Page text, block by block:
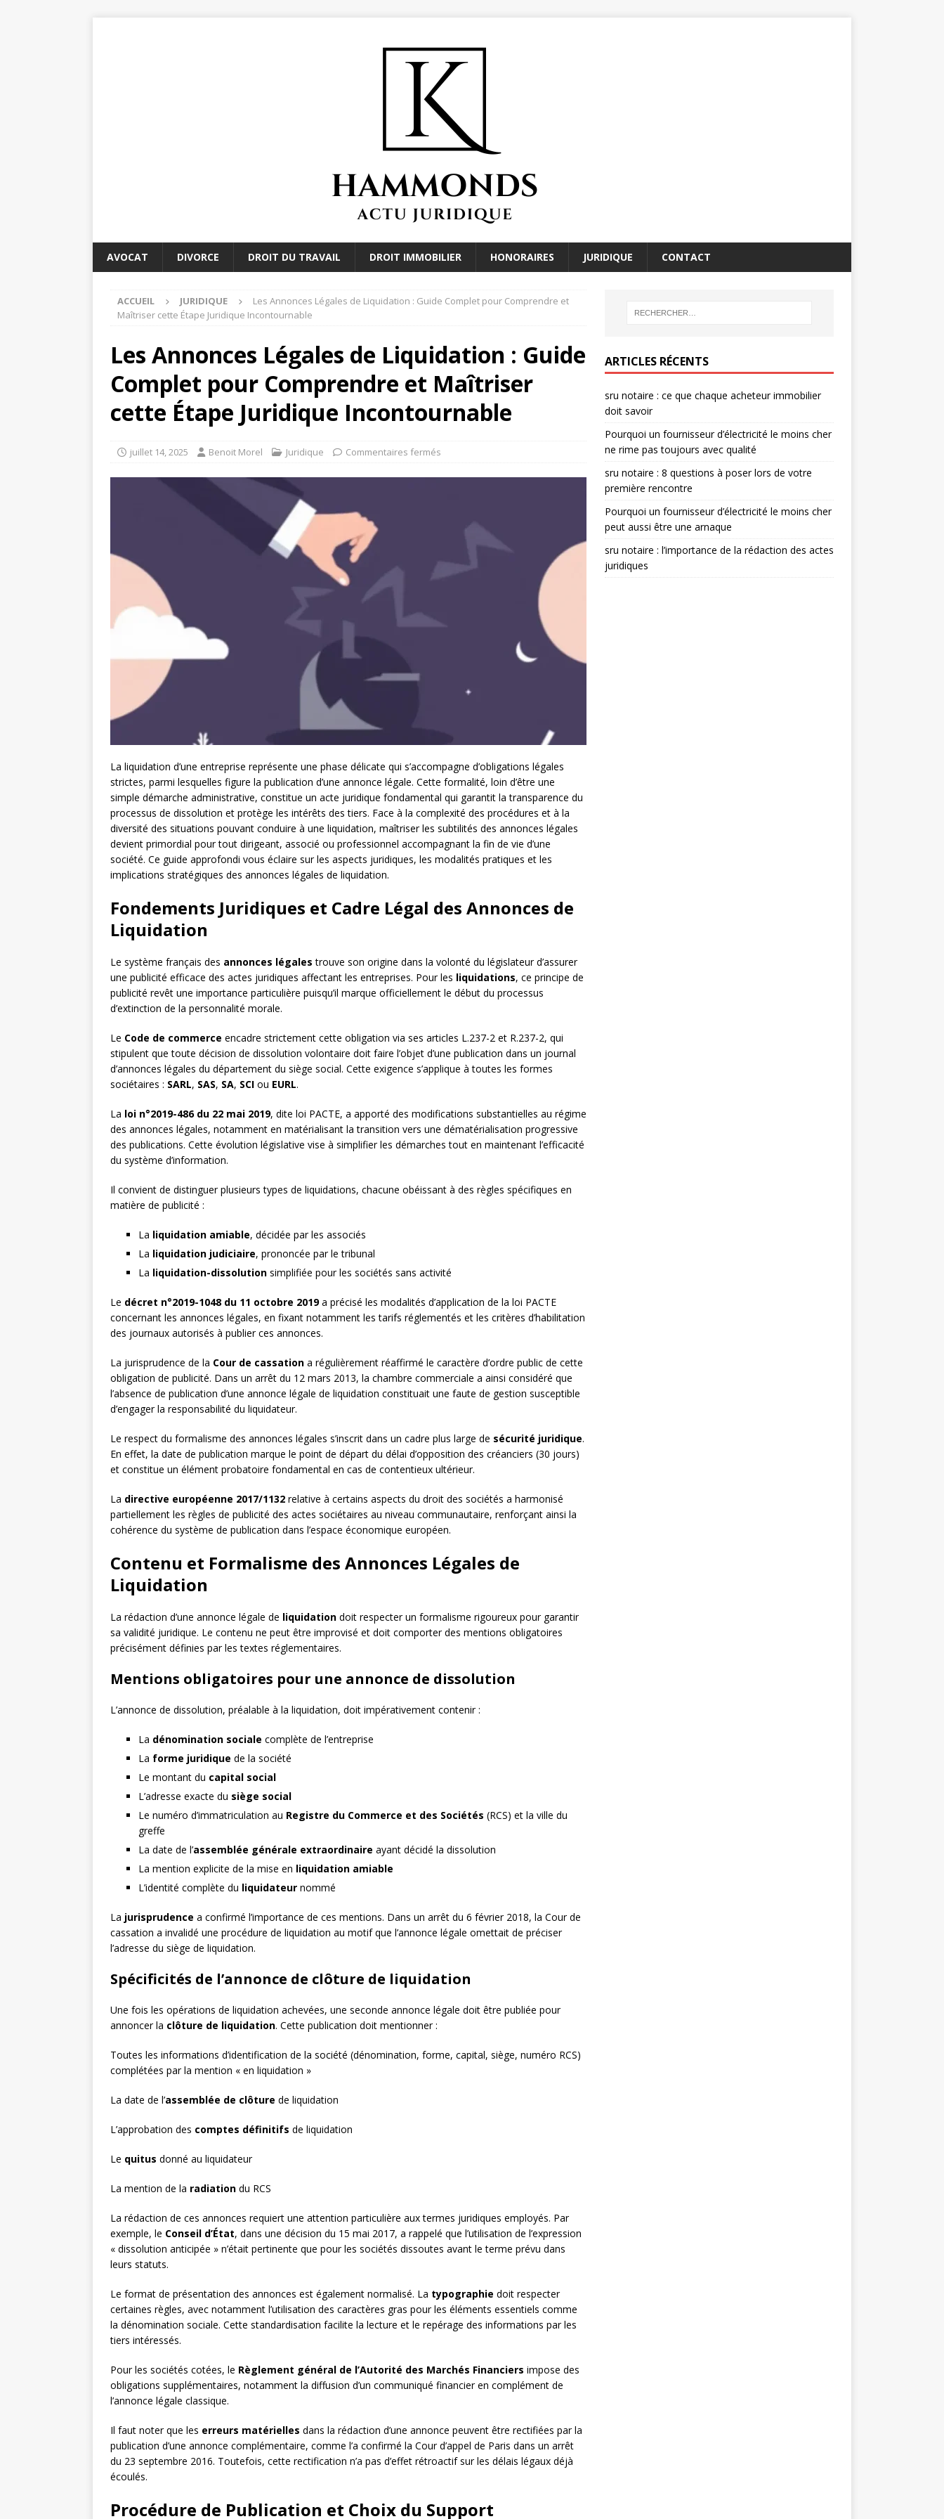
AVOCAT DIVORCE DROIT DU TRAVAIL DROIT IMMOBILIER HONORAIRES JURIDIQUE CONTACT
ACCUEIL JURIDIQUE
Les Annonces Légales de Liquidation : Guide Complet pour Comprendre et
Maîtriser cette Étape Juridique Incontournable
Les Annonces Légales de Liquidation : Guide
Complet pour Comprendre et Maîtriser
cette Étape Juridique Incontournable
juillet 14, 2025 Benoit Morel Juridique Commentaires fermés
La liquidation d’une entreprise représente une phase délicate qui s’accompagne d’obligations légales
strictes, parmi lesquelles figure la publication d’une annonce légale. Cette formalité, loin d’être une
simple démarche administrative, constitue un acte juridique fondamental qui garantit la transparence du
processus de dissolution et protège les intérêts des tiers. Face à la complexité des procédures et à la
diversité des situations pouvant conduire à une liquidation, maîtriser les subtilités des annonces légales
devient primordial pour tout dirigeant, associé ou professionnel accompagnant la fin de vie d’une
société. Ce guide approfondi vous éclaire sur les aspects juridiques, les modalités pratiques et les
implications stratégiques des annonces légales de liquidation.
Fondements Juridiques et Cadre Légal des Annonces de
Liquidation
Le système français des annonces légales trouve son origine dans la volonté du législateur d’assurer
une publicité efficace des actes juridiques affectant les entreprises. Pour les liquidations, ce principe de
publicité revêt une importance particulière puisqu’il marque officiellement le début du processus
d’extinction de la personnalité morale.
Le Code de commerce encadre strictement cette obligation via ses articles L.237-2 et R.237-2, qui
stipulent que toute décision de dissolution volontaire doit faire l’objet d’une publication dans un journal
d’annonces légales du département du siège social. Cette exigence s’applique à toutes les formes
sociétaires : SARL, SAS, SA, SCI ou EURL.
La loi n°2019-486 du 22 mai 2019, dite loi PACTE, a apporté des modifications substantielles au régime
des annonces légales, notamment en matérialisant la transition vers une dématérialisation progressive
des publications. Cette évolution législative vise à simplifier les démarches tout en maintenant l’efficacité
du système d’information.
Il convient de distinguer plusieurs types de liquidations, chacune obéissant à des règles spécifiques en
matière de publicité :
La liquidation amiable, décidée par les associés
La liquidation judiciaire, prononcée par le tribunal
La liquidation-dissolution simplifiée pour les sociétés sans activité
Le décret n°2019-1048 du 11 octobre 2019a précisé les modalités d’application de la loi PACTE
concernant les annonces légales, en fixant notamment les tarifs réglementés et les critères d’habilitation
des journaux autorisés à publier ces annonces.
La jurisprudence de la Cour de cassation a régulièrement réaffirmé le caractère d’ordre public de cette
obligation de publicité. Dans un arrêt du 12 mars 2013, la chambre commerciale a ainsi considéré que
l’absence de publication d’une annonce légale de liquidation constituait une faute de gestion susceptible
d’engager la responsabilité du liquidateur.
Le respect du formalisme des annonces légales s’inscrit dans un cadre plus large de sécurité juridique.
En effet, la date de publication marque le point de départ du délai d’opposition des créanciers (30 jours)
et constitue un élément probatoire fondamental en cas de contentieux ultérieur.
La directive européenne 2017/1132 relative à certains aspects du droit des sociétés a harmonisé
partiellement les règles de publicité des actes sociétaires au niveau communautaire, renforçant ainsi la
cohérence du système de publication dans l’espace économique européen.
Contenu et Formalisme des Annonces Légales de
Liquidation
La rédaction d’une annonce légale de liquidation doit respecter un formalisme rigoureux pour garantir
sa validité juridique. Le contenu ne peut être improvisé et doit comporter des mentions obligatoires
précisément définies par les textes réglementaires.
Mentions obligatoires pour une annonce de dissolution
L’annonce de dissolution, préalable à la liquidation, doit impérativement contenir :
La dénomination sociale complète de l’entreprise
La forme juridique de la société
Le montant du capital social
L’adresse exacte du siège social
Le numéro d’immatriculation au Registre du Commerce et des Sociétés (RCS) et la ville du
greffe
La date de l’assemblée générale extraordinaire ayant décidé la dissolution
La mention explicite de la mise en liquidation amiable
L’identité complète du liquidateur nommé
La jurisprudence a confirmé l’importance de ces mentions. Dans un arrêt du 6 février 2018, la Cour de
cassation a invalidé une procédure de liquidation au motif que l’annonce légale omettait de préciser
l’adresse du siège de liquidation.
Spécificités de l’annonce de clôture de liquidation
Une fois les opérations de liquidation achevées, une seconde annonce légale doit être publiée pour
annoncer la clôture de liquidation. Cette publication doit mentionner :
Toutes les informations d’identification de la société (dénomination, forme, capital, siège, numéro RCS)
complétées par la mention « en liquidation »
La date de l’assemblée de clôture de liquidation
L’approbation des comptes définitifs de liquidation
Le quitus donné au liquidateur
La mention de la radiation du RCS
La rédaction de ces annonces requiert une attention particulière aux termes juridiques employés. Par
exemple, le Conseil d’État, dans une décision du 15 mai 2017, a rappelé que l’utilisation de l’expression
« dissolution anticipée » n’était pertinente que pour les sociétés dissoutes avant le terme prévu dans
leurs statuts.
Le format de présentation des annonces est également normalisé. La typographie doit respecter
certaines règles, avec notamment l’utilisation des caractères gras pour les éléments essentiels comme
la dénomination sociale. Cette standardisation facilite la lecture et le repérage des informations par les
tiers intéressés.
Pour les sociétés cotées, le Règlement général de l’Autorité des Marchés Financiers impose des
obligations supplémentaires, notamment la diffusion d’un communiqué financier en complément de
l’annonce légale classique.
Il faut noter que les erreurs matérielles dans la rédaction d’une annonce peuvent être rectifiées par la
publication d’une annonce complémentaire, comme l’a confirmé la Cour d’appel de Paris dans un arrêt
du 23 septembre 2016. Toutefois, cette rectification n’a pas d’effet rétroactif sur les délais légaux déjà
écoulés.
Procédure de Publication et Choix du Support
ARTICLES RÉCENTS
sru notaire : ce que chaque acheteur immobilier
doit savoir
Pourquoi un fournisseur d’électricité le moins cher
ne rime pas toujours avec qualité
sru notaire : 8 questions à poser lors de votre
première rencontre
Pourquoi un fournisseur d’électricité le moins cher
peut aussi être une arnaque
sru notaire : l’importance de la rédaction des actes
juridiques